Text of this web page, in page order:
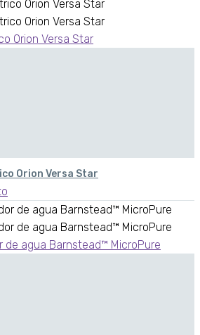
Orion Versa Star
Orion Versa Star
de agua Barnstead™ MicroPure